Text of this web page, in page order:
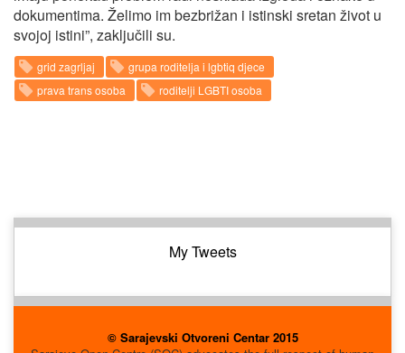
dokumentima. Želimo im bezbrižan i istinski sretan život u
svojoj istini”, zaključili su.
grid zagrljaj
grupa roditelja i lgbtiq djece
prava trans osoba
roditelji LGBTI osoba
My Tweets
© Sarajevski Otvoreni Centar 2015